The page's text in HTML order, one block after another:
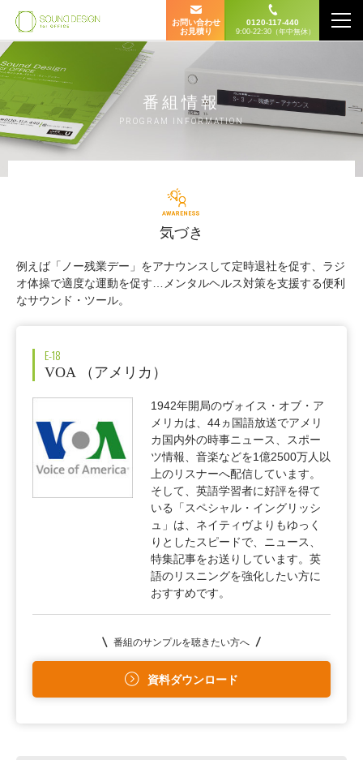
お問い合わせ
お見積り
0120-117-440
9:00-22:30（年中無休）
番組情報
PROGRAM INFORMATION
気づき
例えば「ノー残業デー」をアナウンスして定時退社を促す、ラジ
オ体操で適度な運動を促す…メンタルヘルス対策を支援する便利
なサウンド・ツール。
E-18
VOA （アメリカ）
1942年開局のヴォイス・オブ・ア
メリカは、44ヵ国語放送でアメリ
カ国内外の時事ニュース、スポー
ツ情報、音楽などを1億2500万人以
上のリスナーへ配信しています。
そして、英語学習者に好評を得て
いる「スペシャル・イングリッシ
ュ」は、ネイティヴよりもゆっく
りとしたスピードで、ニュース、
特集記事をお送りしています。英
語のリスニングを強化したい方に
おすすめです。
番組のサンプルを聴きたい方へ
資料ダウンロード